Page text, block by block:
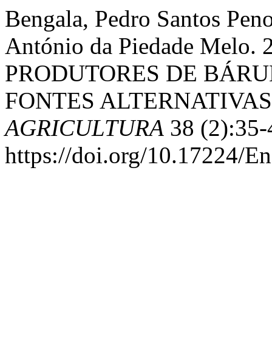
Bengala, Pedro Santos
António da Piedade Melo.
PRODUTORES DE
FONTES
AGRICULTURA 38
https://doi.org/10.17224/